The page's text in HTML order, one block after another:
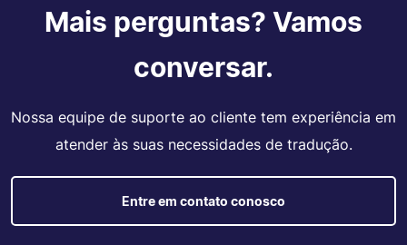
Mais perguntas? Vamos
conversar.
Nossa equipe de suporte ao cliente tem experiência em
atender às suas necessidades de tradução.
Entre em contato conosco